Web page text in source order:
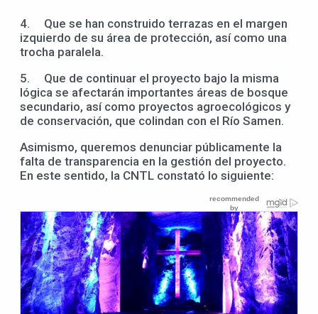
4. Que se han construido terrazas en el margen
izquierdo de su área de protección, así como una
trocha paralela.
5. Que de continuar el proyecto bajo la misma
lógica se afectarán importantes áreas de bosque
secundario, así como proyectos agroecológicos y
de conservación, que colindan con el Río Samen.
Asimismo, queremos denunciar públicamente la
falta de transparencia en la gestión del proyecto.
En este sentido, la CNTL constató lo siguiente: